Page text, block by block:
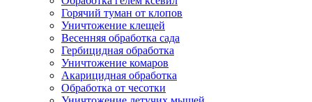
Горячий туман от клопов
Уничтожение клещей
Весенняя обработка сада
Гербицидная обработка
Уничтожение комаров
Акарицидная обработка
Обработка от чесотки